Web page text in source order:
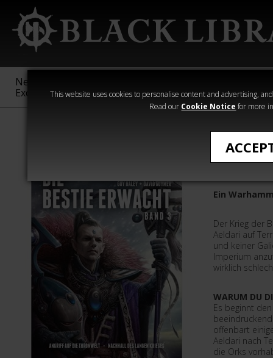
This website uses cookies to personalise content and advertising,
Read our Cookie Notice for more
New &
Exclusive
Sigmar
40,000
Heresy
Die
Ein
Der Krieg der
Aeldari auf
und keiner
Imperium
wirklich
WARUM DU
Es beginnt
offenbart
Aeldari nach
die Orks